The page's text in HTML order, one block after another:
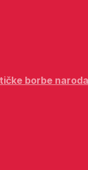
borbe